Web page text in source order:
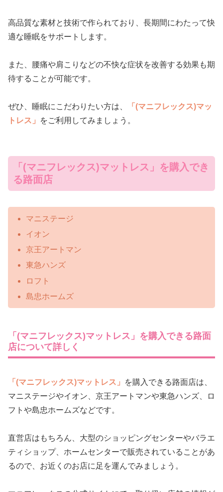
高品質な素材と技術で作られており、長期間にわたって快
適な睡眠をサポートします。
また、腰痛や肩こりなどの不快な症状を改善する効果も期
待することが可能です。
ぜひ、睡眠にこだわりたい方は、
「(マニフレックス)マッ
トレス」
をご利用してみましょう。
「(マニフレックス)マットレス」を購入でき
る路面店
マニステージ
イオン
京王アートマン
東急ハンズ
ロフト
島忠ホームズ
「(マニフレックス)マットレス」を購入できる路面
店について詳しく
「(マニフレックス)マットレス」
を購入できる路面店は、
マニステージやイオン、京王アートマンや東急ハンズ、ロ
フトや島忠ホームズなどです。
直営店はもちろん、大型のショッピングセンターやバラエ
ティショップ、ホームセンターで販売されていることがあ
るので、お近くのお店に足を運んでみましょう。